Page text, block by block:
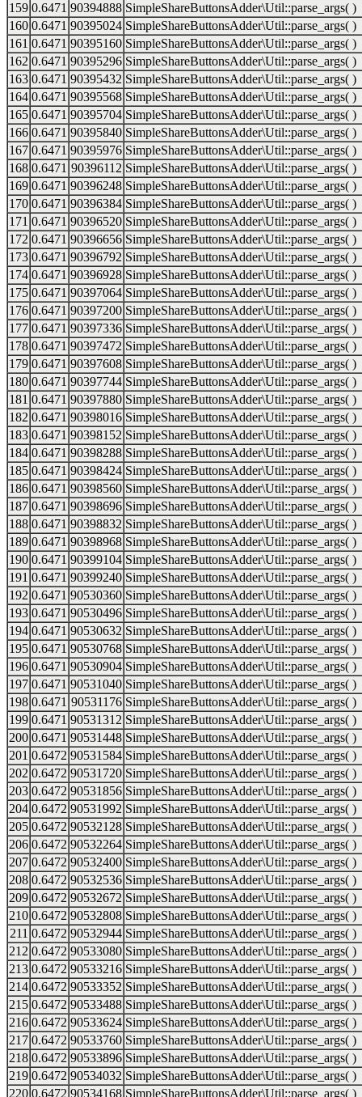
159 0.6471 90394888 SimpleShareButtonsAdder\Util::parse_args( )
160 0.6471 90395024 SimpleShareButtonsAdder\Util::parse_args( )
161 0.6471 90395160 SimpleShareButtonsAdder\Util::parse_args( )
162 0.6471 90395296 SimpleShareButtonsAdder\Util::parse_args( )
163 0.6471 90395432 SimpleShareButtonsAdder\Util::parse_args( )
164 0.6471 90395568 SimpleShareButtonsAdder\Util::parse_args( )
165 0.6471 90395704 SimpleShareButtonsAdder\Util::parse_args( )
166 0.6471 90395840 SimpleShareButtonsAdder\Util::parse_args( )
167 0.6471 90395976 SimpleShareButtonsAdder\Util::parse_args( )
168 0.6471 90396112 SimpleShareButtonsAdder\Util::parse_args( )
169 0.6471 90396248 SimpleShareButtonsAdder\Util::parse_args( )
170 0.6471 90396384 SimpleShareButtonsAdder\Util::parse_args( )
171 0.6471 90396520 SimpleShareButtonsAdder\Util::parse_args( )
172 0.6471 90396656 SimpleShareButtonsAdder\Util::parse_args( )
173 0.6471 90396792 SimpleShareButtonsAdder\Util::parse_args( )
174 0.6471 90396928 SimpleShareButtonsAdder\Util::parse_args( )
175 0.6471 90397064 SimpleShareButtonsAdder\Util::parse_args( )
176 0.6471 90397200 SimpleShareButtonsAdder\Util::parse_args( )
177 0.6471 90397336 SimpleShareButtonsAdder\Util::parse_args( )
178 0.6471 90397472 SimpleShareButtonsAdder\Util::parse_args( )
179 0.6471 90397608 SimpleShareButtonsAdder\Util::parse_args( )
180 0.6471 90397744 SimpleShareButtonsAdder\Util::parse_args( )
181 0.6471 90397880 SimpleShareButtonsAdder\Util::parse_args( )
182 0.6471 90398016 SimpleShareButtonsAdder\Util::parse_args( )
183 0.6471 90398152 SimpleShareButtonsAdder\Util::parse_args( )
184 0.6471 90398288 SimpleShareButtonsAdder\Util::parse_args( )
185 0.6471 90398424 SimpleShareButtonsAdder\Util::parse_args( )
186 0.6471 90398560 SimpleShareButtonsAdder\Util::parse_args( )
187 0.6471 90398696 SimpleShareButtonsAdder\Util::parse_args( )
188 0.6471 90398832 SimpleShareButtonsAdder\Util::parse_args( )
189 0.6471 90398968 SimpleShareButtonsAdder\Util::parse_args( )
190 0.6471 90399104 SimpleShareButtonsAdder\Util::parse_args( )
191 0.6471 90399240 SimpleShareButtonsAdder\Util::parse_args( )
192 0.6471 90530360 SimpleShareButtonsAdder\Util::parse_args( )
193 0.6471 90530496 SimpleShareButtonsAdder\Util::parse_args( )
194 0.6471 90530632 SimpleShareButtonsAdder\Util::parse_args( )
195 0.6471 90530768 SimpleShareButtonsAdder\Util::parse_args( )
196 0.6471 90530904 SimpleShareButtonsAdder\Util::parse_args( )
197 0.6471 90531040 SimpleShareButtonsAdder\Util::parse_args( )
198 0.6471 90531176 SimpleShareButtonsAdder\Util::parse_args( )
199 0.6471 90531312 SimpleShareButtonsAdder\Util::parse_args( )
200 0.6471 90531448 SimpleShareButtonsAdder\Util::parse_args( )
201 0.6472 90531584 SimpleShareButtonsAdder\Util::parse_args( )
202 0.6472 90531720 SimpleShareButtonsAdder\Util::parse_args( )
203 0.6472 90531856 SimpleShareButtonsAdder\Util::parse_args( )
204 0.6472 90531992 SimpleShareButtonsAdder\Util::parse_args( )
205 0.6472 90532128 SimpleShareButtonsAdder\Util::parse_args( )
206 0.6472 90532264 SimpleShareButtonsAdder\Util::parse_args( )
207 0.6472 90532400 SimpleShareButtonsAdder\Util::parse_args( )
208 0.6472 90532536 SimpleShareButtonsAdder\Util::parse_args( )
209 0.6472 90532672 SimpleShareButtonsAdder\Util::parse_args( )
210 0.6472 90532808 SimpleShareButtonsAdder\Util::parse_args( )
211 0.6472 90532944 SimpleShareButtonsAdder\Util::parse_args( )
212 0.6472 90533080 SimpleShareButtonsAdder\Util::parse_args( )
213 0.6472 90533216 SimpleShareButtonsAdder\Util::parse_args( )
214 0.6472 90533352 SimpleShareButtonsAdder\Util::parse_args( )
215 0.6472 90533488 SimpleShareButtonsAdder\Util::parse_args( )
216 0.6472 90533624 SimpleShareButtonsAdder\Util::parse_args( )
217 0.6472 90533760 SimpleShareButtonsAdder\Util::parse_args( )
218 0.6472 90533896 SimpleShareButtonsAdder\Util::parse_args( )
219 0.6472 90534032 SimpleShareButtonsAdder\Util::parse_args( )
220 0.6472 90534168 SimpleShareButtonsAdder\Util::parse_args( )